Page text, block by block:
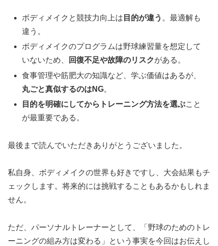
ボディメイクと競技力向上は 目的が違う 。最適解も
違う。
ボディメイクのプログラムは野球練習量を想定して
いないため、
回復不足や故障のリスクがある。
食事管理や筋肥大の知識など、学ぶ価値はあるが、
丸ごと真似するのはNG。
目的を明確にしてからトレーニング方法を選ぶこと
が最重要である。
最後まで読んでいただきありがとうございました。
私自身、ボディメイクの世界も好きですし、大会結果もチ
ェックします。将来的には挑戦することもあるかもしれま
せん。
ただ、パーソナルトレーナーとして、「野球のためのトレ
ーニングの組み方は変わる」という事実を今回はお伝えし